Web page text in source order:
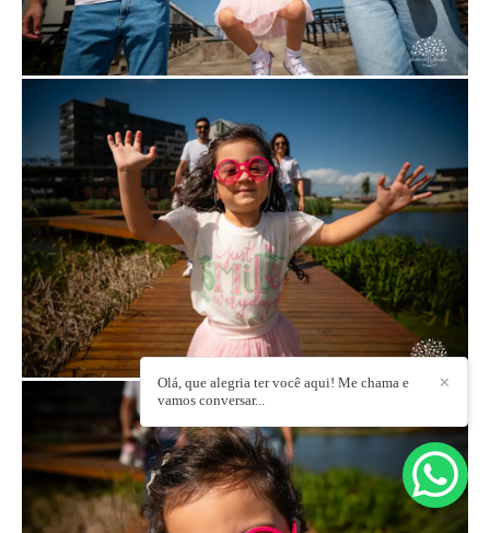
✕
Olá, que alegria ter você aqui! Me chama e
vamos conversar...